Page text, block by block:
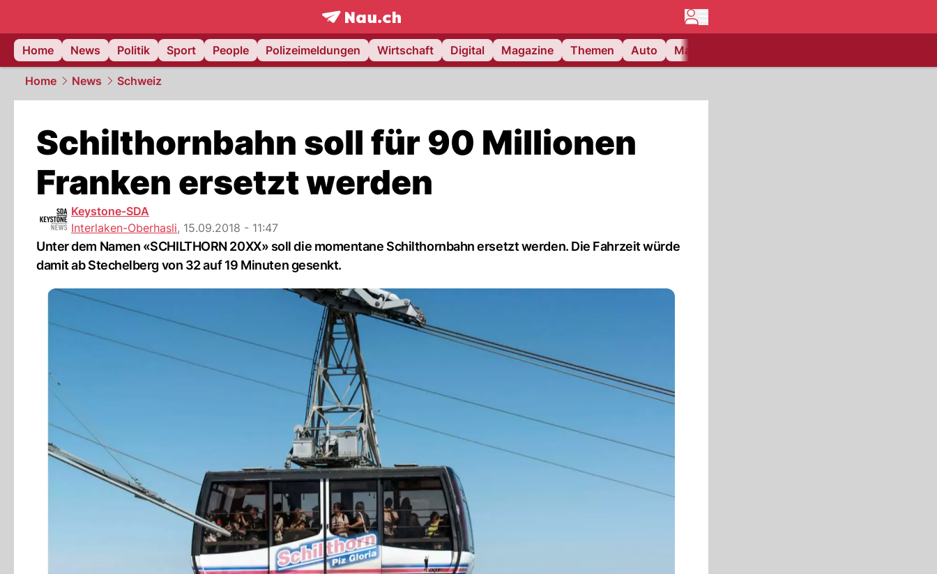
frontpage.NAU.ch
Home
News Politik Sport People Polizeimeldungen Wirtschaft Digital Magazine Themen Auto Matchcenter
Home News Schweiz
Schilthornbahn soll für 90 Millionen
Franken ersetzt werden
Keystone-SDA
Interlaken-Oberhasli, 15.09.2018 - 11:47
Unter dem Namen «SCHILTHORN 20XX» soll die momentane Schilthornbahn ersetzt werden. Die Fahrzeit würde
damit ab Stechelberg von 32 auf 19 Minuten gesenkt.